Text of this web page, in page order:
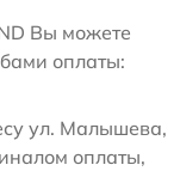
Вы можете
оплаты:
ул. Малышева,
оплаты,